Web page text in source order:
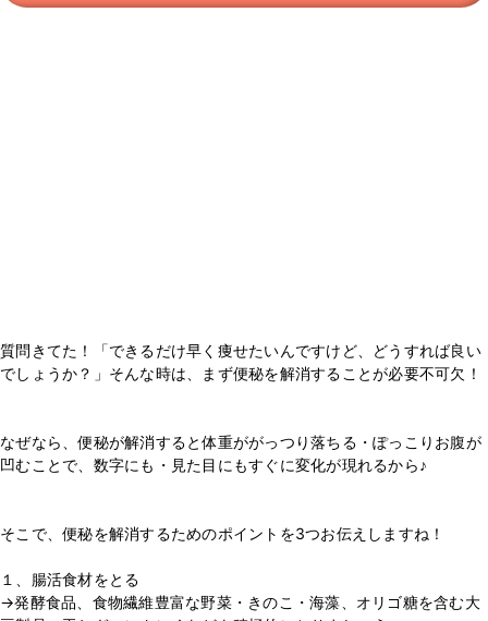
質問きてた！「できるだけ早く痩せたいんですけど、どうすれば良い
でしょうか？」そんな時は、まず便秘を解消することが必要不可欠！
なぜなら、便秘が解消すると体重ががっつり落ちる・ぽっこりお腹が
凹むことで、数字にも・見た目にもすぐに変化が現れるから♪
そこで、便秘を解消するためのポイントを3つお伝えしますね！
１、腸活食材をとる
→発酵食品、食物繊維豊富な野菜・きのこ・海藻、オリゴ糖を含む大